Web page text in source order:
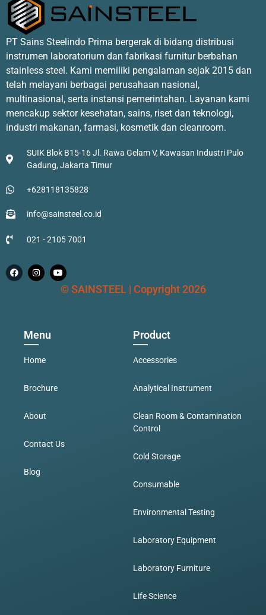
PT Sains Steelindo Prima bergerak di bidang distribusi
instrumen laboratorium dan fabrikasi furnitur berbahan
stainless steel. Kami memiliki pengalaman sejak 2015 dan
telah melayani berbagai perusahaan nasional,
multinasional, serta instansi pemerintahan. Layanan kami
mencakup sektor kesehatan, sains, riset dan teknologi,
industri makanan, farmasi, kosmetik dan cleanroom.
SUIK Blok B15-16 Jl. Rawa Gelam V, Kawasan Industri Pulo
Gadung, Jakarta Timur
+628118135828
info@sainsteel.co.id
021 - 2105 7001
© SAINSTEEL | Copyright 2026
Menu
Home
Brochure
About
Contact Us
Blog
Product
Accessories
Analytical Instrument
Clean Room & Contamination
Control
Cold Storage
Consumable
Environmental Testing
Laboratory Equipment
Laboratory Furniture
Life Science